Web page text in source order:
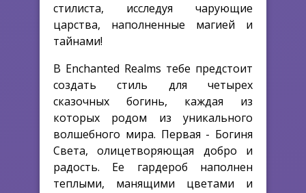
стилиста, исследуя чарующие
царства, наполненные магией и
тайнами!
В Enchanted Realms тебе предстоит
создать стиль для четырех
сказочных богинь, каждая из
которых родом из уникального
волшебного мира. Первая - Богиня
Света, олицетворяющая добро и
радость. Ее гардероб наполнен
теплыми, манящими цветами и